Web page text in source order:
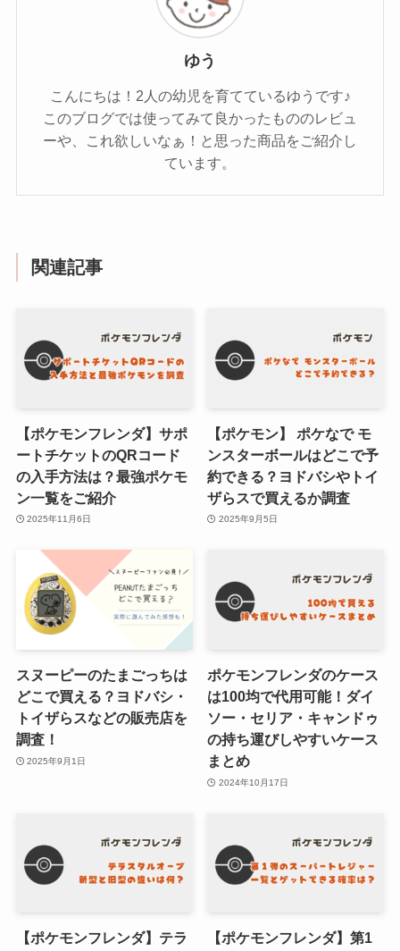
ゆう
こんにちは！2人の幼児を育てているゆうです♪
このブログでは使ってみて良かったもののレビュ
ーや、これ欲しいなぁ！と思った商品をご紹介し
ています。
関連記事
【ポケモンフレンダ】サポ
ートチケットのQRコード
の入手方法は？最強ポケモ
ン一覧をご紹介
2025年11月6日
【ポケモン】 ポケなで モ
ンスターボールはどこで予
約できる？ヨドバシやトイ
ザらスで買えるか調査
2025年9月5日
スヌーピーのたまごっちは
どこで買える？ヨドバシ・
トイザらスなどの販売店を
調査！
2025年9月1日
ポケモンフレンダのケース
は100均で代用可能！ダイ
ソー・セリア・キャンドゥ
の持ち運びしやすいケース
まとめ
2024年10月17日
【ポケモンフレンダ】テラ 【ポケモンフレンダ】第1